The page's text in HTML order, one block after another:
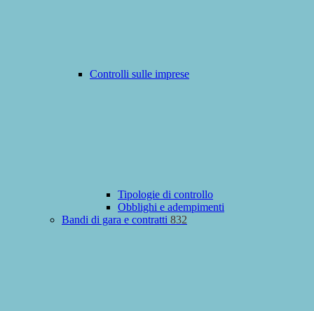
Controlli sulle imprese
Tipologie di controllo
Obblighi e adempimenti
Bandi di gara e contratti 832